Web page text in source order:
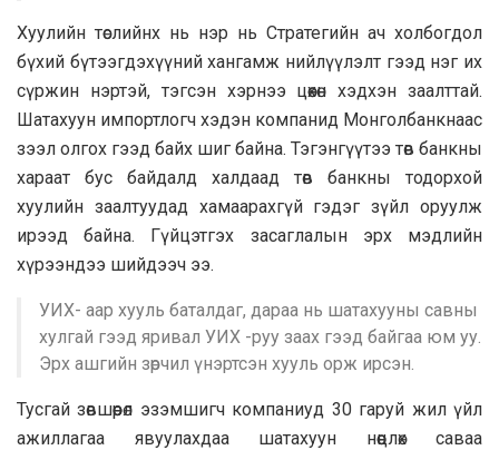
Хуулийн төслийнх нь нэр нь Стратегийн ач холбогдол
бүхий бүтээгдэхүүний хангамж нийлүүлэлт гээд нэг их
сүржин нэртэй, тэгсэн хэрнээ цөөхөн хэдхэн заалттай.
Шатахуун импортлогч хэдэн компанид Монголбанкнаас
зээл олгох гээд байх шиг байна. Тэгэнгүүтээ төв банкны
хараат бус байдалд халдаад төв банкны тодорхой
хуулийн заалтуудад хамаарахгүй гэдэг зүйл оруулж
ирээд байна. Гүйцэтгэх засаглалын эрх мэдлийн
хүрээндээ шийдээч ээ.
УИХ- аар хууль баталдаг, дараа нь шатахууны савны
хулгай гээд яривал УИХ -руу заах гээд байгаа юм уу.
Эрх ашгийн зөрчил үнэртсэн хууль орж ирсэн.
Тусгай зөвшөөрөл эзэмшигч компаниуд 30 гаруй жил үйл
ажиллагаа явуулахдаа шатахуун нөөцлөх саваа